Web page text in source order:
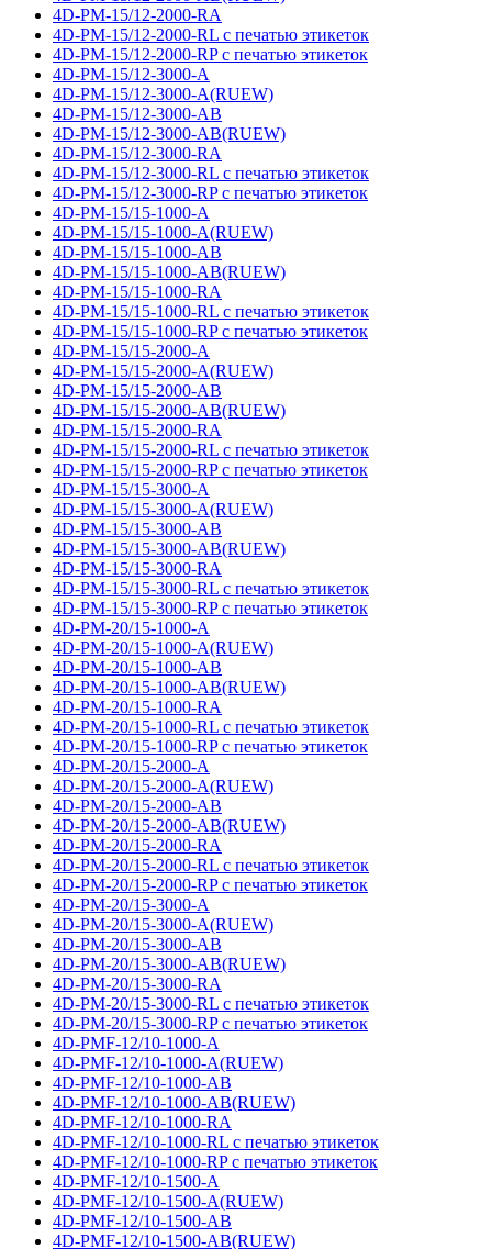
4D-PM-15/12-2000-RA
4D-PM-15/12-2000-RL с печатью этикеток
4D-PM-15/12-2000-RP с печатью этикеток
4D-PM-15/12-3000-A
4D-PM-15/12-3000-A(RUEW)
4D-PM-15/12-3000-AB
4D-PM-15/12-3000-AB(RUEW)
4D-PM-15/12-3000-RA
4D-PM-15/12-3000-RL с печатью этикеток
4D-PM-15/12-3000-RP с печатью этикеток
4D-PM-15/15-1000-A
4D-PM-15/15-1000-A(RUEW)
4D-PM-15/15-1000-AB
4D-PM-15/15-1000-AB(RUEW)
4D-PM-15/15-1000-RA
4D-PM-15/15-1000-RL с печатью этикеток
4D-PM-15/15-1000-RP с печатью этикеток
4D-PM-15/15-2000-A
4D-PM-15/15-2000-A(RUEW)
4D-PM-15/15-2000-AB
4D-PM-15/15-2000-AB(RUEW)
4D-PM-15/15-2000-RA
4D-PM-15/15-2000-RL с печатью этикеток
4D-PM-15/15-2000-RP с печатью этикеток
4D-PM-15/15-3000-A
4D-PM-15/15-3000-A(RUEW)
4D-PM-15/15-3000-AB
4D-PM-15/15-3000-AB(RUEW)
4D-PM-15/15-3000-RA
4D-PM-15/15-3000-RL с печатью этикеток
4D-PM-15/15-3000-RP с печатью этикеток
4D-PM-20/15-1000-A
4D-PM-20/15-1000-A(RUEW)
4D-PM-20/15-1000-AB
4D-PM-20/15-1000-AB(RUEW)
4D-PM-20/15-1000-RA
4D-PM-20/15-1000-RL с печатью этикеток
4D-PM-20/15-1000-RP с печатью этикеток
4D-PM-20/15-2000-A
4D-PM-20/15-2000-A(RUEW)
4D-PM-20/15-2000-AB
4D-PM-20/15-2000-AB(RUEW)
4D-PM-20/15-2000-RA
4D-PM-20/15-2000-RL с печатью этикеток
4D-PM-20/15-2000-RP с печатью этикеток
4D-PM-20/15-3000-A
4D-PM-20/15-3000-A(RUEW)
4D-PM-20/15-3000-AB
4D-PM-20/15-3000-AB(RUEW)
4D-PM-20/15-3000-RA
4D-PM-20/15-3000-RL с печатью этикеток
4D-PM-20/15-3000-RP с печатью этикеток
4D-PMF-12/10-1000-A
4D-PMF-12/10-1000-A(RUEW)
4D-PMF-12/10-1000-AB
4D-PMF-12/10-1000-AB(RUEW)
4D-PMF-12/10-1000-RA
4D-PMF-12/10-1000-RL с печатью этикеток
4D-PMF-12/10-1000-RP с печатью этикеток
4D-PMF-12/10-1500-A
4D-PMF-12/10-1500-A(RUEW)
4D-PMF-12/10-1500-AB
4D-PMF-12/10-1500-AB(RUEW)